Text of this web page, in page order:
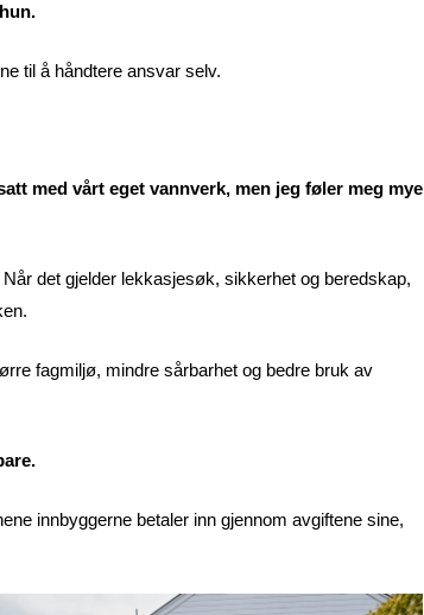
til å håndtere ansvar selv.
med vårt eget vannverk, men jeg føler meg mye
det gjelder lekkasjesøk, sikkerhet og beredskap,
fagmiljø, mindre sårbarhet og bedre bruk av
innbyggerne betaler inn gjennom avgiftene sine,